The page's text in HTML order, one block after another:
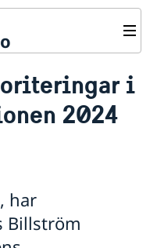
i
2024
har
Billström